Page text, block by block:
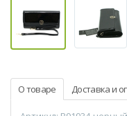
О товаре Доставка и